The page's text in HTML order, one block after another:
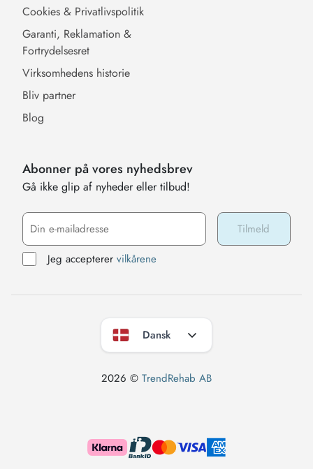
Cookies & Privatlivspolitik
Garanti, Reklamation &
Fortrydelsesret
Virksomhedens historie
Bliv partner
Blog
Abonner på vores nyhedsbrev
Gå ikke glip af nyheder eller tilbud!
Jeg accepterer vilkårene
Dansk
2026 © TrendRehab AB